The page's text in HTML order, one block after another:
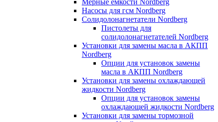
Насосы для гсм Nordberg
Солидолонагнетатели Nordberg
Пистолеты для
солидолонагнетателей Nordberg
Установки для замены масла в АКПП
Nordberg
Опции для установок замены
масла в АКПП Nordberg
Установки для замены охлаждающей
жидкости Nordberg
Опции для установок замены
охлаждающей жидкости Nordberg
Установки для замены тормозной